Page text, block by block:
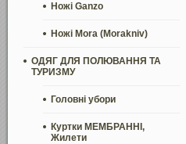
Ножі Ganzo
Ножі Mora (Morakniv)
ОДЯГ ДЛЯ ПОЛЮВАННЯ ТА
ТУРИЗМУ
Головні убори
Куртки МЕМБРАННІ,
Жилети